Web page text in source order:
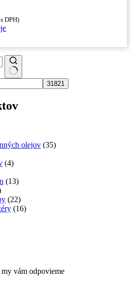
DPH)
olejov (35)
(4)
(13)
(22)
(16)
vám odpovieme